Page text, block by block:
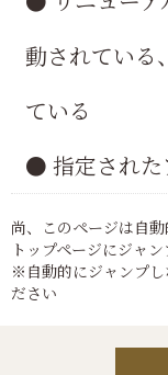
動されている
ている
● 指定された
尚、このページは自
トップページにジャン
※自動的にジャンプし
ださい